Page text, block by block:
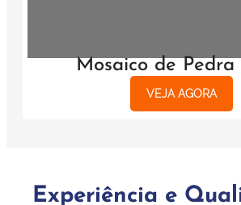
Mosaico de Pedra
VEJA AGORA
Experiência e